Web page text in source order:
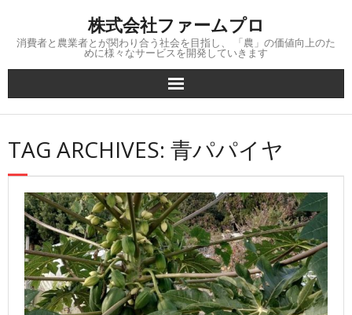
content
株式会社ファームプロ
消費者と農業者とが関わり合う社会を目指し、 「農」の価値向上のた
めに様々なサービスを開発していきます
TAG ARCHIVES: 青パパイヤ